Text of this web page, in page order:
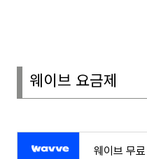
웨이브 요금제